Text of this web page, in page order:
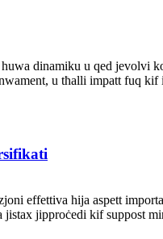
dinamiku u qed jevolvi
u tħalli impatt fuq kif
effettiva hija aspett
jipproċedi kif suppost